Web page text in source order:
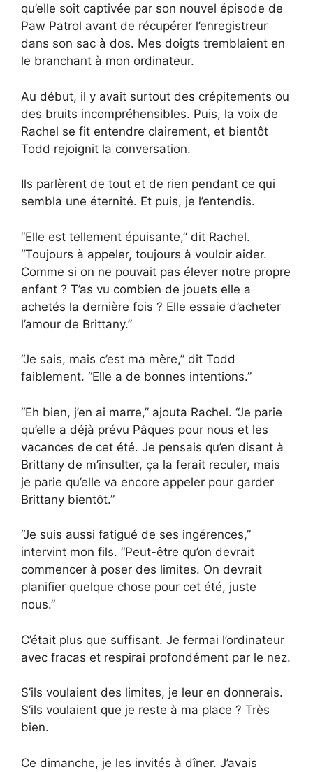
qu’elle soit captivée par son nouvel épisode de
Paw Patrol avant de récupérer l’enregistreur
dans son sac à dos. Mes doigts tremblaient en
le branchant à mon ordinateur.
Au début, il y avait surtout des crépitements ou
des bruits incompréhensibles. Puis, la voix de
Rachel se fit entendre clairement, et bientôt
Todd rejoignit la conversation.
Ils parlèrent de tout et de rien pendant ce qui
sembla une éternité. Et puis, je l’entendis.
“Elle est tellement épuisante,” dit Rachel.
“Toujours à appeler, toujours à vouloir aider.
Comme si on ne pouvait pas élever notre propre
enfant ? T’as vu combien de jouets elle a
achetés la dernière fois ? Elle essaie d’acheter
l’amour de Brittany.”
“Je sais, mais c’est ma mère,” dit Todd
faiblement. “Elle a de bonnes intentions.”
“Eh bien, j’en ai marre,” ajouta Rachel. “Je parie
qu’elle a déjà prévu Pâques pour nous et les
vacances de cet été. Je pensais qu’en disant à
Brittany de m’insulter, ça la ferait reculer, mais
je parie qu’elle va encore appeler pour garder
Brittany bientôt.”
“Je suis aussi fatigué de ses ingérences,”
intervint mon fils. “Peut-être qu’on devrait
commencer à poser des limites. On devrait
planifier quelque chose pour cet été, juste
nous.”
C’était plus que suffisant. Je fermai l’ordinateur
avec fracas et respirai profondément par le nez.
S’ils voulaient des limites, je leur en donnerais.
S’ils voulaient que je reste à ma place ? Très
bien.
Ce dimanche, je les invités à dîner. J’avais